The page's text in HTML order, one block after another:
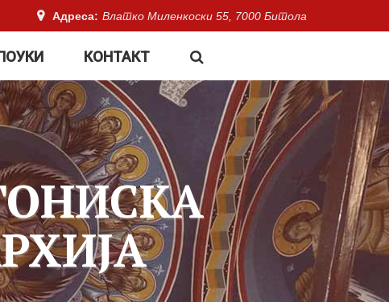
Адреса: Влатко Миленкоски 55, 7000 Битола
КОНТАКТ